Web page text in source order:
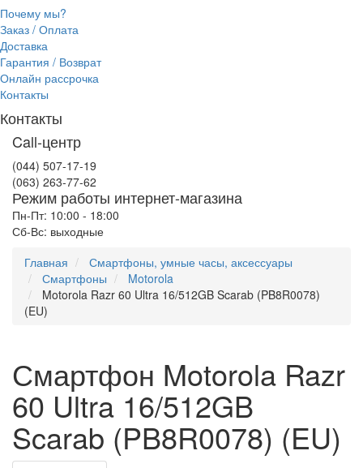
Почему мы?
Заказ / Оплата
Доставка
Гарантия / Возврат
Онлайн рассрочка
Контакты
Контакты
Call-центр
(044) 507-17-19
(063) 263-77-62
Режим работы интернет-магазина
Пн-Пт: 10:00 - 18:00
Сб-Вс: выходные
Главная
Смартфоны, умные часы, аксессуары
Смартфоны
Motorola
Motorola Razr 60 Ultra 16/512GB Scarab (PB8R0078)
(EU)
Смартфон Motorola Razr
60 Ultra 16/512GB
Scarab (PB8R0078) (EU)